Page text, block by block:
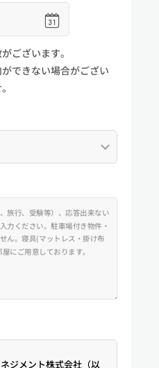
ございます。
できない場合がござい
ジメント株式会社（以